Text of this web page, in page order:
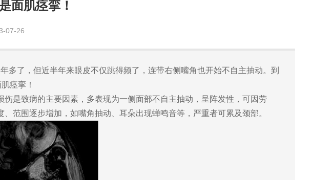
面肌痉挛！
07-26
多了，但近半年来眼皮不仅跳得频了，连带右侧嘴角也开始不自主抽动。到
痉挛！
致病的主要因素，多表现为一侧面部不自主抽动，呈阵发性，可因劳
范围逐步增加，如嘴角抽动、耳朵出现蝉鸣音等，严重者可累及颈部。